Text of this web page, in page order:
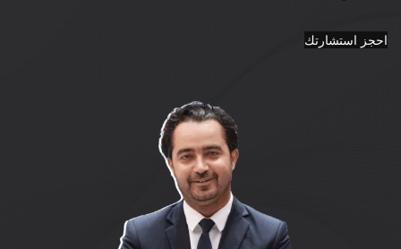
احجز استشارتك